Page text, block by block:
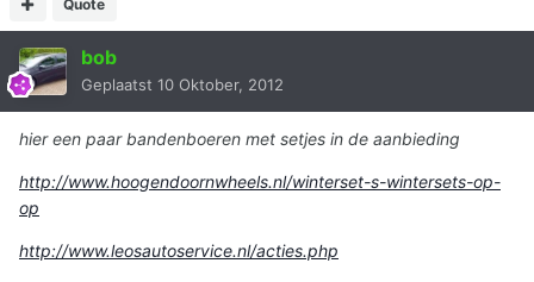
Quote
bob
Geplaatst 10 Oktober, 2012
hier een paar bandenboeren met setjes in de aanbieding
http://www.hoogendoornwheels.nl/winterset-s-wintersets-op-
op
http://www.leosautoservice.nl/acties.php